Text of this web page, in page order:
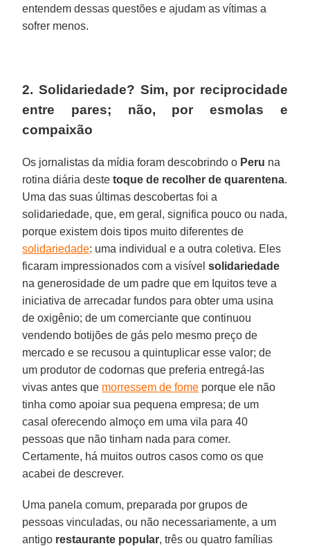
entendem dessas questões e ajudam as vítimas a
sofrer menos.
2. Solidariedade? Sim, por reciprocidade
entre pares; não, por esmolas e
compaixão
Os jornalistas da mídia foram descobrindo o Peru na
rotina diária destetoque de recolher de quarentena.
Uma das suas últimas descobertas foi a
solidariedade, que, em geral, significa pouco ou nada,
porque existem dois tipos muito diferentes de
solidariedade: uma individual e a outra coletiva. Eles
ficaram impressionados com a visívelsolidariedade
na generosidade de um padre que em Iquitos teve a
iniciativa de arrecadar fundos para obter uma usina
de oxigênio; de um comerciante que continuou
vendendo botijões de gás pelo mesmo preço de
mercado e se recusou a quintuplicar esse valor; de
um produtor de codornas que preferia entregá-las
vivas antes que morressem de fome porque ele não
tinha como apoiar sua pequena empresa; de um
casal oferecendo almoço em uma vila para 40
pessoas que não tinham nada para comer.
Certamente, há muitos outros casos como os que
acabei de descrever.
Uma panela comum, preparada por grupos de
pessoas vinculadas, ou não necessariamente, a um
antigo restaurante popular, três ou quatro famílias